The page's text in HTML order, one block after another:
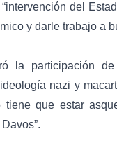
del
y darle trabajo a
la participación
nazi y
tiene que estar